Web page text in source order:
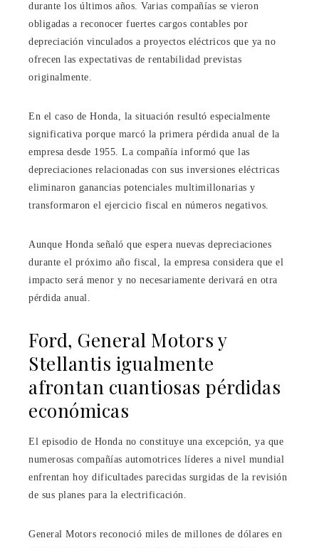
durante los últimos años. Varias compañías se vieron
obligadas a reconocer fuertes cargos contables por
depreciación vinculados a proyectos eléctricos que ya no
ofrecen las expectativas de rentabilidad previstas
originalmente.
En el caso de Honda, la situación resultó especialmente
significativa porque marcó la primera pérdida anual de la
empresa desde 1955. La compañía informó que las
depreciaciones relacionadas con sus inversiones eléctricas
eliminaron ganancias potenciales multimillonarias y
transformaron el ejercicio fiscal en números negativos.
Aunque Honda señaló que espera nuevas depreciaciones
durante el próximo año fiscal, la empresa considera que el
impacto será menor y no necesariamente derivará en otra
pérdida anual.
Ford, General Motors y
Stellantis igualmente
afrontan cuantiosas pérdidas
económicas
El episodio de Honda no constituye una excepción, ya que
numerosas compañías automotrices líderes a nivel mundial
enfrentan hoy dificultades parecidas surgidas de la revisión
de sus planes para la electrificación.
General Motors reconoció miles de millones de dólares en